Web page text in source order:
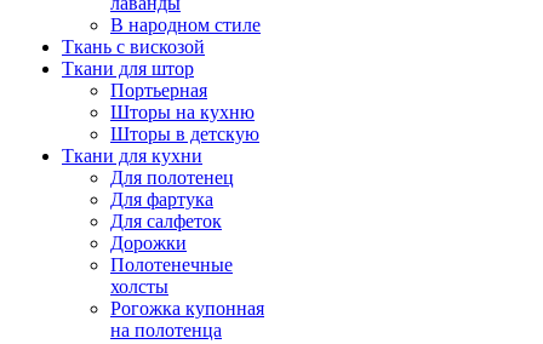
В народном стиле
Ткань с вискозой
Ткани для штор
Портьерная
Шторы на кухню
Шторы в детскую
Ткани для кухни
Для полотенец
Для фартука
Для салфеток
Дорожки
Полотенечные
холсты
Рогожка купонная
на полотенца